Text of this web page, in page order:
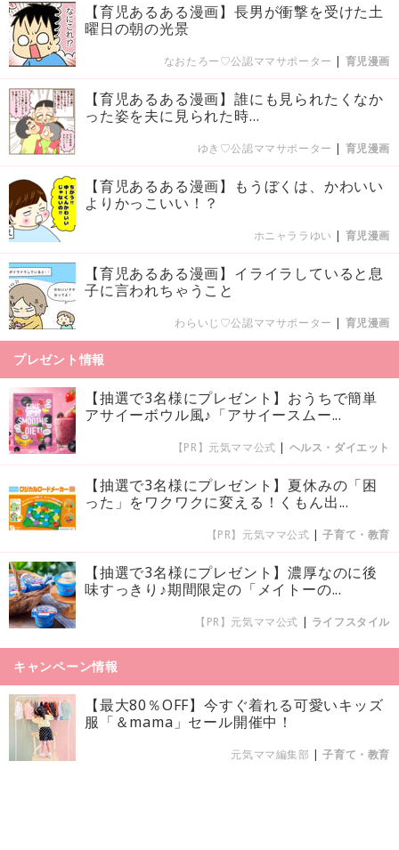
【育児あるある漫画】長男が衝撃を受けた土
曜日の朝の光景
なおたろー♡公認ママサポーター | 育児漫画
【育児あるある漫画】誰にも見られたくなか
った姿を夫に見られた時…
ゆき♡公認ママサポーター | 育児漫画
【育児あるある漫画】もうぼくは、かわいい
よりかっこいい！？
ホニャララゆい | 育児漫画
【育児あるある漫画】イライラしていると息
子に言われちゃうこと
わらいじ♡公認ママサポーター | 育児漫画
プレゼント情報
【抽選で3名様にプレゼント】おうちで簡単
アサイーボウル風♪「アサイースムー...
【PR】元気ママ公式 | ヘルス・ダイエット
【抽選で3名様にプレゼント】夏休みの「困
った」をワクワクに変える！くもん出...
【PR】元気ママ公式 |子育て・教育
【抽選で3名様にプレゼント】濃厚なのに後
味すっきり♪期間限定の「メイトーの...
【PR】元気ママ公式 | ライフスタイル
キャンペーン情報
【最大80％OFF】今すぐ着れる可愛いキッズ
服「＆mama」セール開催中！
元気ママ編集部 |子育て・教育